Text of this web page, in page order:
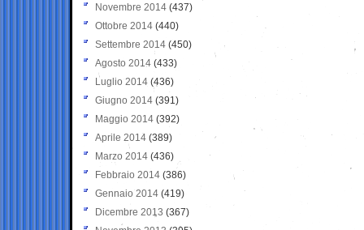
Novembre 2014 (437)
Ottobre 2014 (440)
Settembre 2014 (450)
Agosto 2014 (433)
Luglio 2014 (436)
Giugno 2014 (391)
Maggio 2014 (392)
Aprile 2014 (389)
Marzo 2014 (436)
Febbraio 2014 (386)
Gennaio 2014 (419)
Dicembre 2013 (367)